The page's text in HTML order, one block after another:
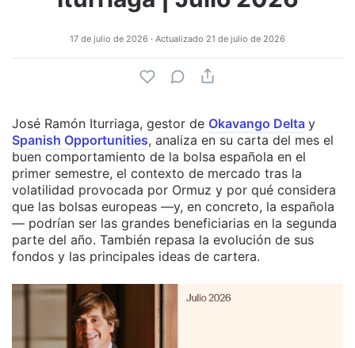
17 de julio de 2026 · Actualizado 21 de julio de 2026
José Ramón Iturriaga, gestor de Okavango Delta y
Spanish Opportunities, analiza en su carta del mes el
buen comportamiento de la bolsa española en el
primer semestre, el contexto de mercado tras la
volatilidad provocada por Ormuz y por qué considera
que las bolsas europeas —y, en concreto, la española
— podrían ser las grandes beneficiarias en la segunda
parte del año. También repasa la evolución de sus
fondos y las principales ideas de cartera.